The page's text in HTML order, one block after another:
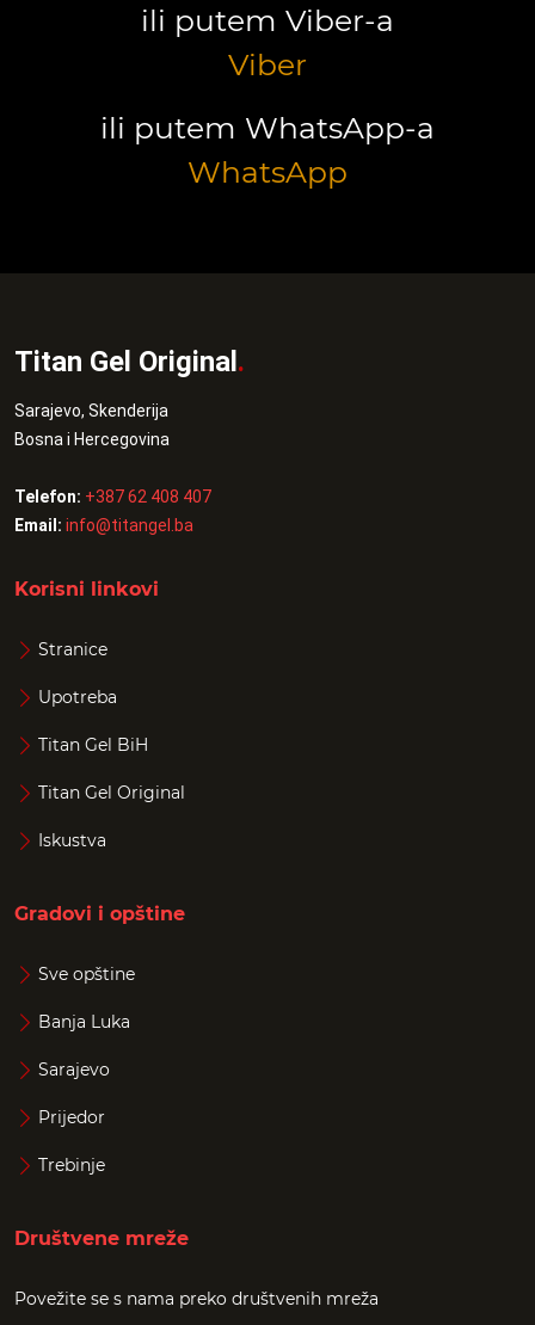
ili putem Viber-a
Viber
ili putem WhatsApp-a
WhatsApp
Titan Gel Original.
Sarajevo, Skenderija
Bosna i Hercegovina
Telefon: +387 62 408 407
Email: info@titangel.ba
Korisni linkovi
Stranice
Upotreba
Titan Gel BiH
Titan Gel Original
Iskustva
Gradovi i opštine
Sve opštine
Banja Luka
Sarajevo
Prijedor
Trebinje
Društvene mreže
Povežite se s nama preko društvenih mreža